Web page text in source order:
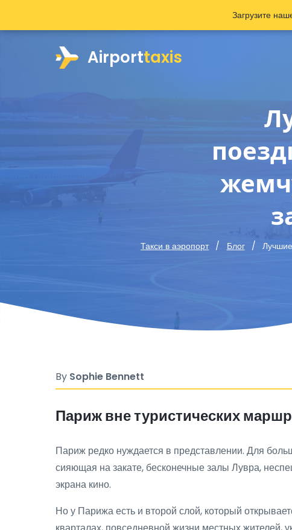
Airporttaxis
Такси в аэропорт Блог
Загрузите
By Sophie Bennett
Париж вне туристических
Париж редко нуждается в представлении. Для
сияющая на закате, бесконечные залы Лувра,
экрана кино.
Но у Парижа есть и второй слой, который